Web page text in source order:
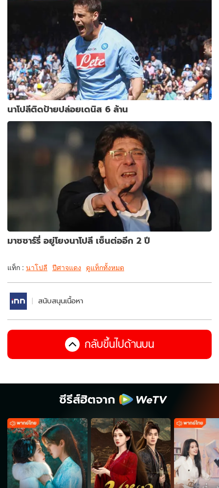
นาโปลีติดป้ายปล่อยเดนิส 6 ล้าน
มาซซาร์รี่ อยู่โยงนาโปลี เซ็นต่ออีก 2 ปี
แท็ก : นาโปลี ปีศาจแดง ดูแท็กทั้งหมด
สนับสนุนเนื้อหา
กลับขึ้นไปด้านบน
ซีรีส์ฮิตจาก